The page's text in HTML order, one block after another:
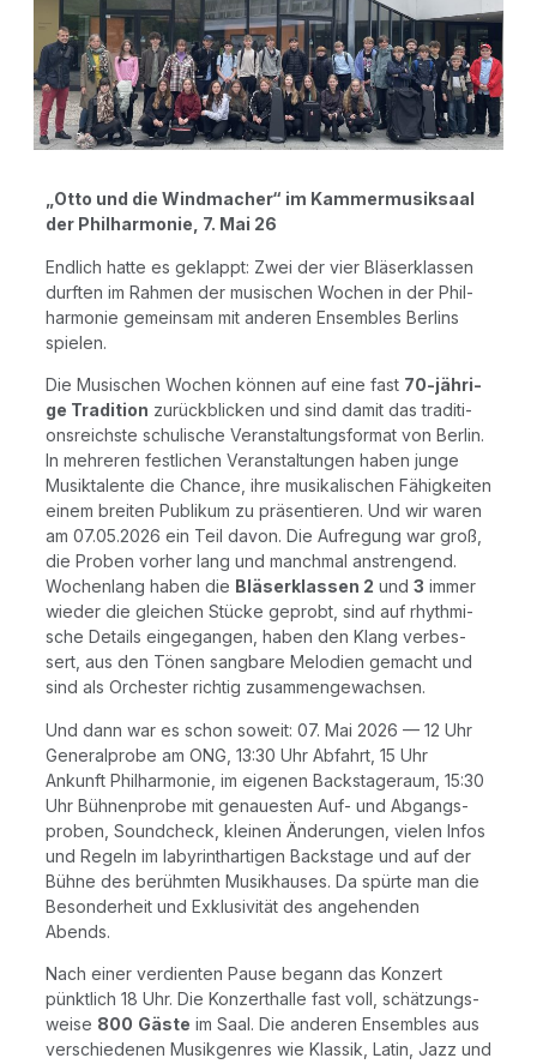
„Otto und die Wind­ma­cher“ im Kam­mer­mu­sik­saal
der Phil­har­mo­nie, 7. Mai 26
End­lich hat­te es geklappt: Zwei der vier Blä­ser­klas­sen
durf­ten im Rah­men der musi­schen Wochen in der Phil­
har­mo­nie gemein­sam mit ande­ren Ensem­bles Ber­lins
spielen.
Die Musi­schen Wochen kön­nen auf eine fast 70-jäh­ri­
ge Tra­di­ti­on zurück­bli­cken und sind damit das tra­di­ti­
ons­reichs­te schu­li­sche Ver­an­stal­tungs­for­mat von Ber­lin.
In meh­re­ren fest­li­chen Ver­an­stal­tun­gen haben jun­ge
Musik­ta­len­te die Chan­ce, ihre musi­ka­li­schen Fähig­kei­ten
einem brei­ten Publi­kum zu prä­sen­tie­ren. Und wir waren
am 07.05.2026 ein Teil davon. Die Auf­re­gung war groß,
die Pro­ben vor­her lang und manch­mal anstren­gend.
Wochen­lang haben die Blä­ser­klas­sen 2 und 3 immer
wie­der die glei­chen Stü­cke geprobt, sind auf rhyth­mi­
sche Details ein­ge­gan­gen, haben den Klang ver­bes­
sert, aus den Tönen sang­ba­re Melo­dien gemacht und
sind als Orches­ter rich­tig zusammengewachsen.
Und dann war es schon soweit: 07. Mai 2026 — 12 Uhr
Gene­ral­pro­be am ONG, 13:30 Uhr Abfahrt, 15 Uhr
Ankunft Phil­har­mo­nie, im eige­nen Back­stage­raum, 15:30
Uhr Büh­nen­pro­be mit genau­es­ten Auf- und Abgangs­
pro­ben, Sound­check, klei­nen Ände­run­gen, vie­len Infos
und Regeln im laby­rinth­ar­ti­gen Back­stage und auf der
Büh­ne des berühm­ten Musik­hau­ses. Da spür­te man die
Beson­der­heit und Exklu­si­vi­tät des ange­hen­den
Abends.
Nach einer ver­dien­ten Pau­se begann das Kon­zert
pünkt­lich 18 Uhr. Die Kon­zert­hal­le fast voll, schät­zungs­
wei­se 800 Gäs­te im Saal. Die ande­ren Ensem­bles aus
ver­schie­de­nen Musik­gen­res wie Klas­sik, Latin, Jazz und